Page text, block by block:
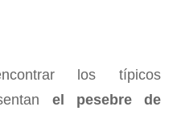
los típicos
el pesebre de